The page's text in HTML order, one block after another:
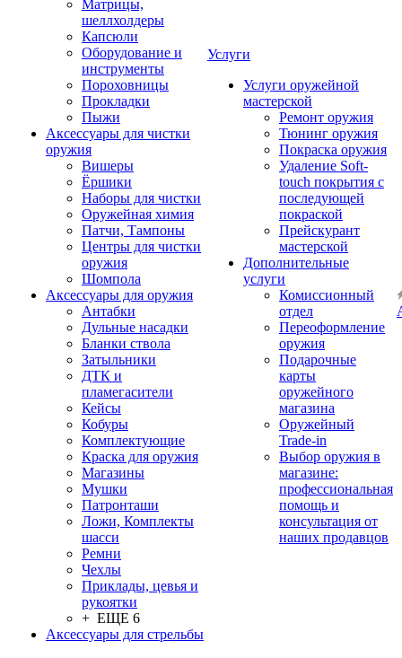
Матрицы,
шеллхолдеры
Капсюли
Оборудование и
инструменты
Пороховницы
Прокладки
Пыжи
Аксессуары для чистки
оружия
Вишеры
Ёршики
Наборы для чистки
Оружейная химия
Патчи, Тампоны
Центры для чистки
оружия
Шомпола
Аксессуары для оружия
Антабки
Дульные насадки
Бланки ствола
Затыльники
ДТК и
пламегасители
Кейсы
Кобуры
Комплектующие
Краска для оружия
Магазины
Мушки
Патронташи
Ложи, Комплекты
шасси
Ремни
Чехлы
Приклады, цевья и
рукоятки
+ ЕЩЕ 6
Аксессуары для стрельбы
Услуги
Услуги оружейной
мастерской
Ремонт оружия
Тюнинг оружия
Покраска оружия
Удаление Soft-
touch покрытия с
последующей
покраской
Прейскурант
мастерской
Дополнительные
услуги
Комиссионный
отдел
Переоформление
оружия
Подарочные
карты
оружейного
магазина
Оружейный
Trade-in
Выбор оружия в
магазине:
профессиональная
помощь и
консультация от
наших продавцов